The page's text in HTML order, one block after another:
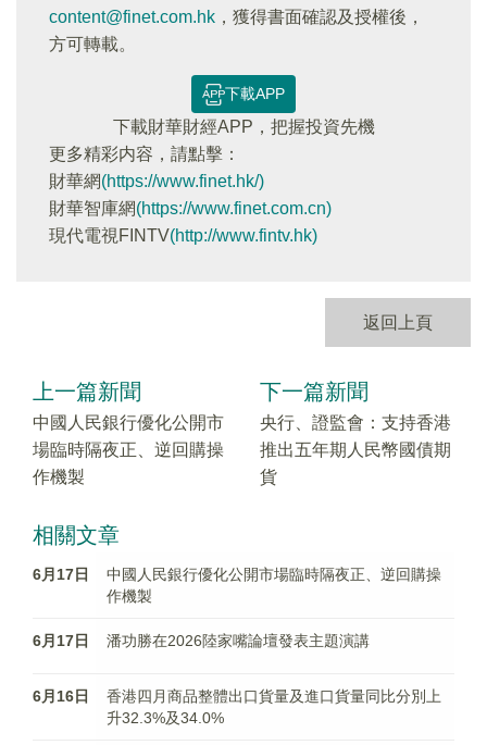
content@finet.com.hk ，獲得書面確認及授權後，
方可轉載。
下載APP
下載財華財經APP，把握投資先機
更多精彩内容，請點擊：
財華網(https://www.finet.hk/)
財華智庫網(https://www.finet.com.cn)
現代電視FINTV(http://www.fintv.hk)
返回上頁
上一篇新聞
中國人民銀行優化公開市
場臨時隔夜正、逆回購操
作機製
下一篇新聞
央行、證監會：支持香港
推出五年期人民幣國債期
貨
相關文章
6月17日
中國人民銀行優化公開市場臨時隔夜正、逆回購操
作機製
6月17日 潘功勝在2026陸家嘴論壇發表主題演講
6月16日
香港四月商品整體出口貨量及進口貨量同比分別上
升32.3%及34.0%